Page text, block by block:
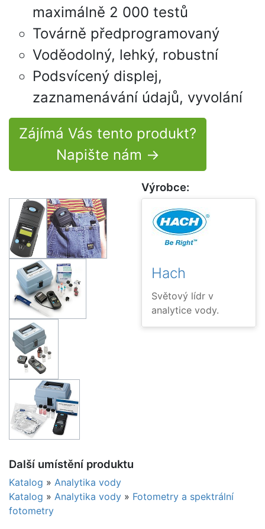
maximálně 2 000 testů
Továrně předprogramovaný
Voděodolný, lehký, robustní
Podsvícený displej,
zaznamenávání údajů, vyvolání
Zájímá Vás tento produkt?
Napište nám →
Výrobce:
Hach
Světový lídr v
analytice vody.
Další umístění produktu
Katalog » Analytika vody
Katalog » Analytika vody » Fotometry a spektrální
fotometry